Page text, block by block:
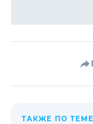
ТАКЖЕ ПО ТЕМЕ